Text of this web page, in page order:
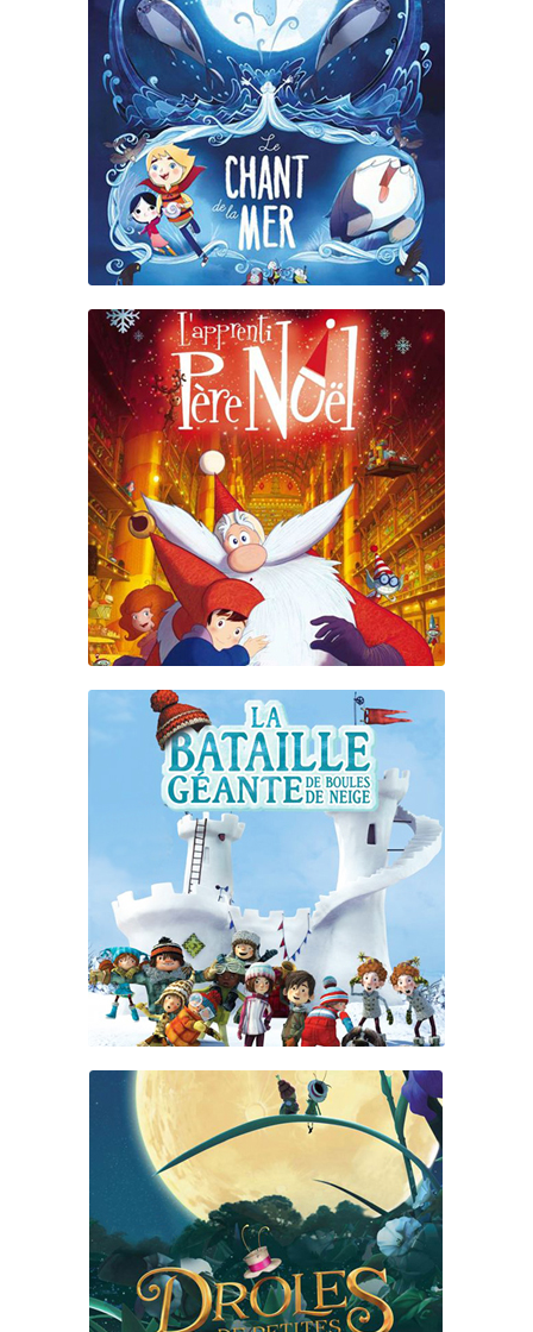
LE CHANT DE LA MER
L’APPRENTI DU PÈRE NOËL
1 & 2
LA BATAILLE GÉANTE DE
BOULES DE NEIGE
DROLES DE PETITES BETES